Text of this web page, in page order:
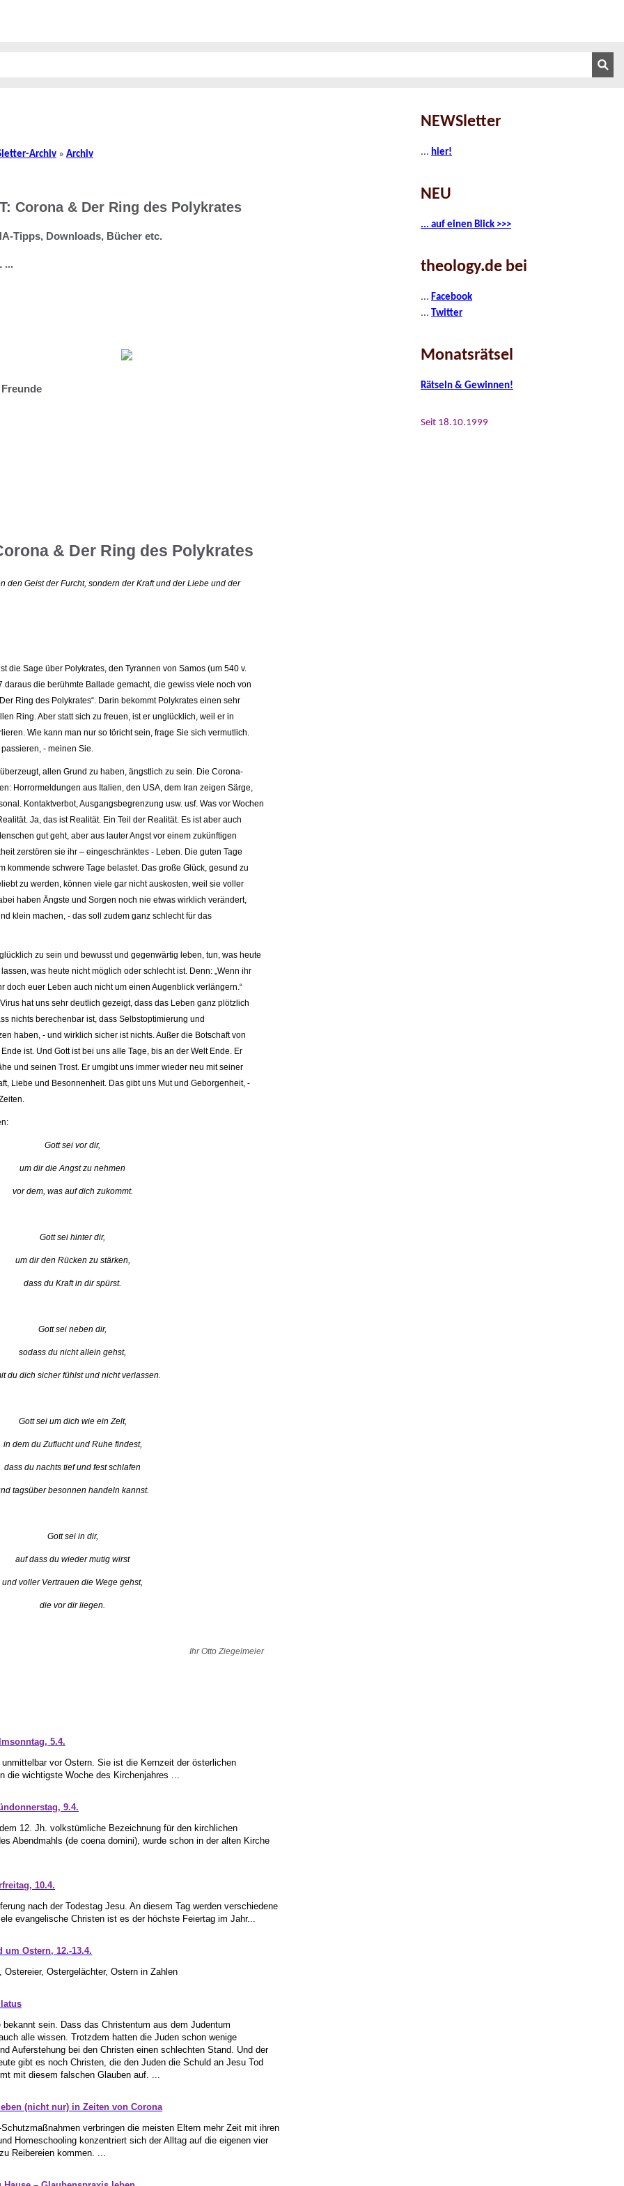
Archiv » Archiv
Corona & Der Ring des Polykrates
Tipps, Downloads, Bücher etc.
...
& Der Ring des Polykrates
den Geist der Furcht, sondern der Kraft und der Liebe und der
die Sage über Polykrates, den Tyrannen von Samos (um 540 v.
daraus die berühmte Ballade gemacht, die gewiss viele noch von
Ring des Polykrates“. Darin bekommt Polykrates einen sehr
Ring. Aber statt sich zu freuen, ist er unglücklich, weil er in
Wie kann man nur so töricht sein, frage Sie sich vermutlich.
- meinen Sie.
allen Grund zu haben, ängstlich zu sein. Die Corona-
Horrormeldungen aus Italien, den USA, dem Iran zeigen Särge,
Kontaktverbot, Ausgangsbegrenzung usw. usf. Was vor Wochen
Ja, das ist Realität. Ein Teil der Realität. Es ist aber auch
gut geht, aber aus lauter Angst vor einem zukünftigen
zerstören sie ihr – eingeschränktes - Leben. Die guten Tage
kommende schwere Tage belastet. Das große Glück, gesund zu
zu werden, können viele gar nicht auskosten, weil sie voller
haben Ängste und Sorgen noch nie etwas wirklich verändert,
klein machen, - das soll zudem ganz schlecht für das
zu sein und bewusst und gegenwärtig leben, tun, was heute
was heute nicht möglich oder schlecht ist. Denn: „Wenn ihr
doch euer Leben auch nicht um einen Augenblick verlängern.“
hat uns sehr deutlich gezeigt, dass das Leben ganz plötzlich
nichts berechenbar ist, dass Selbstoptimierung und
haben, - und wirklich sicher ist nichts. Außer die Botschaft von
ist. Und Gott ist bei uns alle Tage, bis an der Welt Ende. Er
und seinen Trost. Er umgibt uns immer wieder neu mit seiner
Liebe und Besonnenheit. Das gibt uns Mut und Geborgenheit, -
Gott sei vor dir,
um dir die Angst zu nehmen
vor dem, was auf dich zukommt.
Gott sei hinter dir,
um dir den Rücken zu stärken,
dass du Kraft in dir spürst.
Gott sei neben dir,
sodass du nicht allein gehst,
du dich sicher fühlst und nicht verlassen.
Gott sei um dich wie ein Zelt,
in dem du Zuflucht und Ruhe findest,
dass du nachts tief und fest schlafen
tagsüber besonnen handeln kannst.
Gott sei in dir,
auf dass du wieder mutig wirst
und voller Vertrauen die Wege gehst,
die vor dir liegen.
Ihr Otto Ziegelmeier
5.4.
vor Ostern. Sie ist die Kernzeit der österlichen
die wichtigste Woche des Kirchenjahres ...
9.4.
12. Jh. volkstümliche Bezeichnung für den kirchlichen
Abendmahls (de coena domini), wurde schon in der alten Kirche
10.4.
nach der Todestag Jesu. An diesem Tag werden verschiedene
evangelische Christen ist es der höchste Feiertag im Jahr...
um Ostern, 12.-13.4.
Ostereier, Ostergelächter, Ostern in Zahlen
sein. Dass das Christentum aus dem Judentum
alle wissen. Trotzdem hatten die Juden schon wenige
Auferstehung bei den Christen einen schlechten Stand. Und der
gibt es noch Christen, die den Juden die Schuld an Jesu Tod
mit diesem falschen Glauben auf. ...
(nicht nur) in Zeiten von Corona
verbringen die meisten Eltern mehr Zeit mit ihren
Homeschooling konzentriert sich der Alltag auf die eigenen vier
Reibereien kommen. ...
NEWSletter
... hier!
NEU
... auf einen Blick >>>
theology.de bei
... Facebook
... Twitter
Monatsrätsel
Rätseln & Gewinnen!
Seit 18.10.1999